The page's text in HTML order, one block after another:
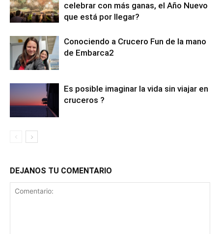
celebrar con más ganas, el Año Nuevo
que está por llegar?
Conociendo a Crucero Fun de la mano
de Embarca2
Es posible imaginar la vida sin viajar en
cruceros ?
DEJANOS TU COMENTARIO